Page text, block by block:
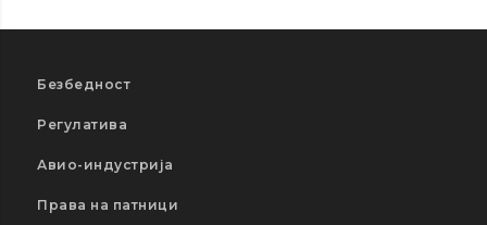
Безбедност
Регулатива
Авио-индустрија
Права на патници